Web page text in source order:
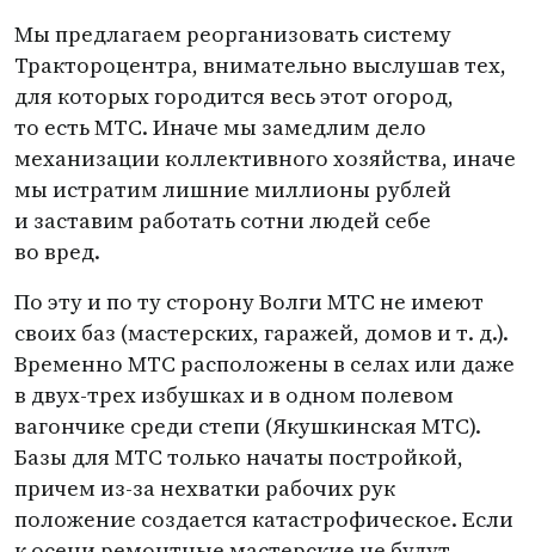
Мы предлагаем реорганизовать систему
Трактороцентра, внимательно выслушав тех,
для которых городится весь этот огород,
то есть МТС. Иначе мы замедлим дело
механизации коллективного хозяйства, иначе
мы истратим лишние миллионы рублей
и заставим работать сотни людей себе
во вред.
По эту и по ту сторону Волги МТС не имеют
своих баз (мастерских, гаражей, домов и т. д.).
Временно МТС расположены в селах или даже
в двух-трех избушках и в одном полевом
вагончике среди степи (Якушкинская МТС).
Базы для МТС только начаты постройкой,
причем из-за нехватки рабочих рук
положение создается катастрофическое. Если